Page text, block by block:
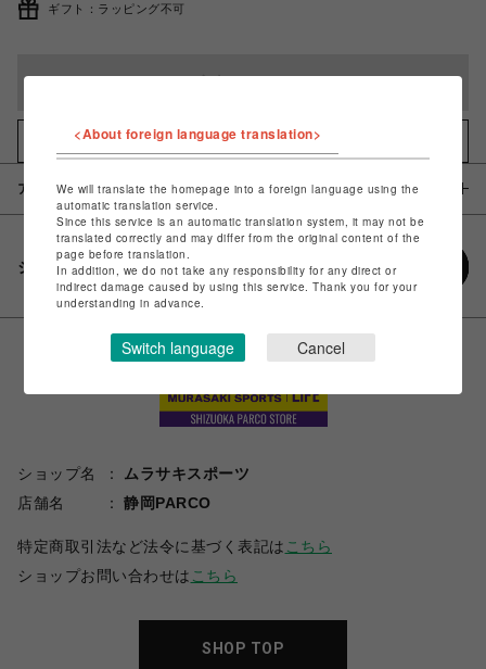
ギフト：ラッピング不可
お気に入りアイテムに追加
アイテム説明 / 素材
シェアする
ショップ名
ムラサキスポーツ
店舗名
静岡PARCO
特定商取引法など法令に基づく表記は こちら
ショップお問い合わせは こちら
SHOP TOP
<About foreign language translation>
We will translate the homepage into a foreign language using the
automatic translation service.
Since this service is an automatic translation system, it may not be
translated correctly and may differ from the original content of the
page before translation.
In addition, we do not take any responsibility for any direct or
indirect damage caused by using this service. Thank you for your
understanding in advance.
Switch language Cancel